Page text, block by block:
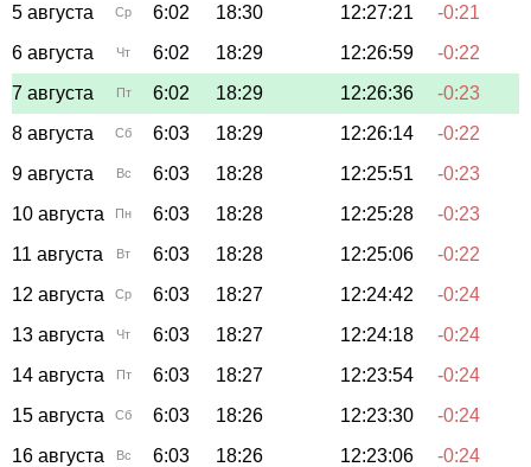
5 августа
Ср 6:02 18:30 12:27:21
-0:21
6 августа
Чт 6:02 18:29 12:26:59
-0:22
7 августа
Пт 6:02 18:29 12:26:36
-0:23
8 августа
Сб 6:03 18:29 12:26:14
-0:22
9 августа
Вс 6:03 18:28 12:25:51
-0:23
10 августа
Пн 6:03 18:28 12:25:28
-0:23
11 августа
Вт 6:03 18:28 12:25:06
-0:22
12 августа
Ср 6:03 18:27 12:24:42
-0:24
13 августа
Чт 6:03 18:27 12:24:18
-0:24
14 августа
Пт 6:03 18:27 12:23:54
-0:24
15 августа
Сб 6:03 18:26 12:23:30
-0:24
16 августа
Вс 6:03 18:26 12:23:06
-0:24